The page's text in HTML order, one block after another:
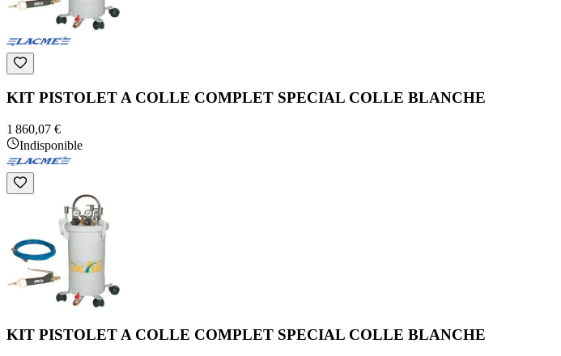
KIT PISTOLET A COLLE COMPLET SPECIAL COLLE BLANCHE
1 860,07 €
Indisponible
KIT PISTOLET A COLLE COMPLET SPECIAL COLLE BLANCHE